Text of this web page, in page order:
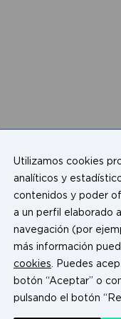
Utilizamos cookies
analíticos y
contenidos y poder
a un perfil elaborado
navegación (por
más información
cookies . Puedes
botón “Aceptar” o
pulsando el botón